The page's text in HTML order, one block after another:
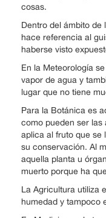
cosas.
Dentro del ámbito de
hace referencia al
haberse visto
En la Meteorología
vapor de agua y
lugar que no tiene
Para la Botánica es
como pueden ser las
aplica al fruto que se
su conservación. Al
aquella planta u
muerto porque ha
La Agricultura utiliza
humedad y tampoco